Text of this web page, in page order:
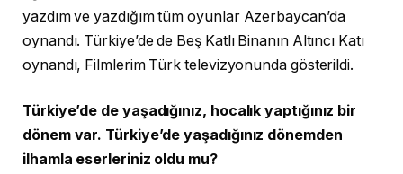
yazdım ve yazdığım tüm oyunlar Azerbaycan’da
oynandı. Türkiye’de de Beş Katlı Binanın Altıncı Katı
oynandı, Filmlerim Türk televizyonunda gösterildi.
Türkiye’de de yaşadığınız, hocalık yaptığınız bir
dönem var. Türkiye’de yaşadığınız dönemden
ilhamla eserleriniz oldu mu?